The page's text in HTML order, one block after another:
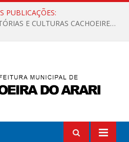
PUBLICAÇÕES:
A VALORIZAÇÃO DAS HISTÓRIAS E CULTURAS CACHOEIRENSES